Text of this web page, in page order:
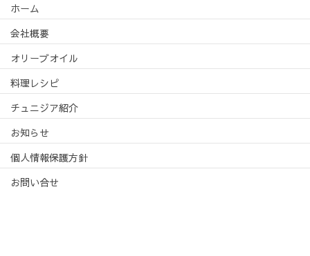
ホーム
会社概要
オリーブオイル
料理レシピ
チュニジア紹介
お知らせ
個人情報保護方針
お問い合せ